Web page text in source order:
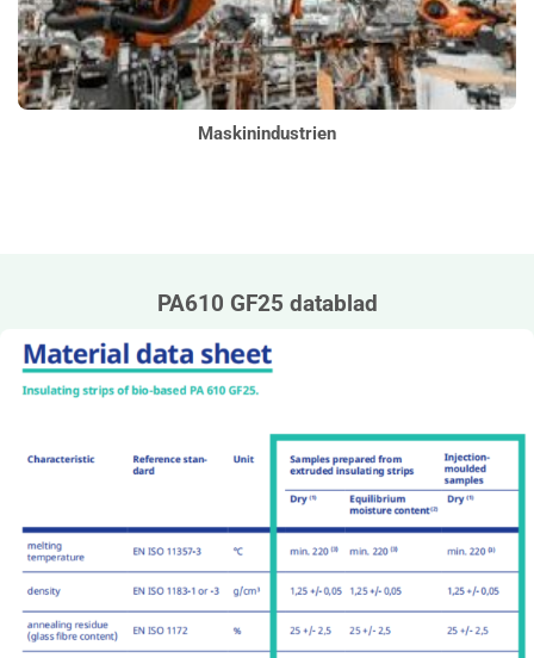
Maskinindustrien
PA610 GF25 datablad